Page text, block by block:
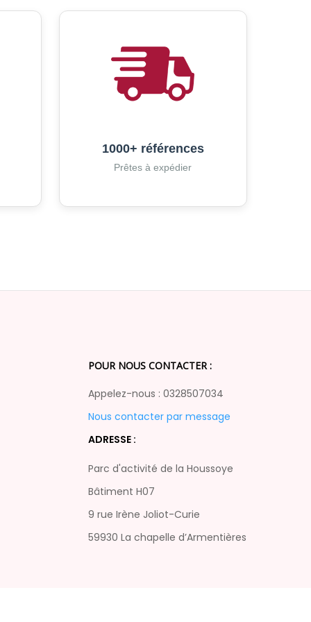
1000+ références
Prêtes à expédier
POUR NOUS CONTACTER :
Appelez-nous : 0328507034
Nous contacter par message
ADRESSE :
Parc d'activité de la Houssoye
Bâtiment H07
9 rue Irène Joliot-Curie
59930 La chapelle d’Armentières